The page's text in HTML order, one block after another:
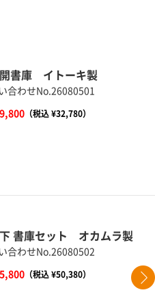
書庫 イトーキ製
合わせNo.26080501
（税込 ¥32,780）
下 書庫セット オカムラ製
合わせNo.26080502
（税込 ¥50,380）